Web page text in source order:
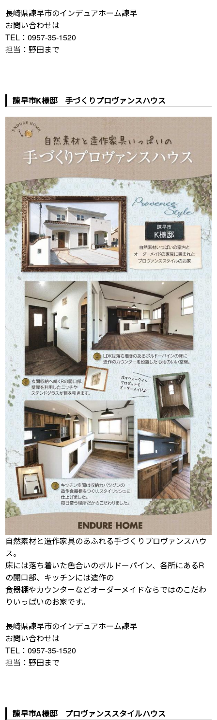
長崎県諫早市のインデュアホーム諫早
お問い合わせは
TEL：0957-35-1520
担当：野田まで
諌早市K様邸 手づくりプロヴァンスハウス
自然素材と造作家具のあふれる手づくりプロヴァンスハウ
ス。
床には落ち着いた色合いのボルドーパイン、各所にあるR
の開口部、キッチンには造作の
食器棚やカウンターなどオーダーメイドならではのこだわ
りいっぱいのお家です。
長崎県諫早市のインデュアホーム諫早
お問い合わせは
TEL：0957-35-1520
担当：野田まで
諌早市A様邸 プロヴァンススタイルハウス